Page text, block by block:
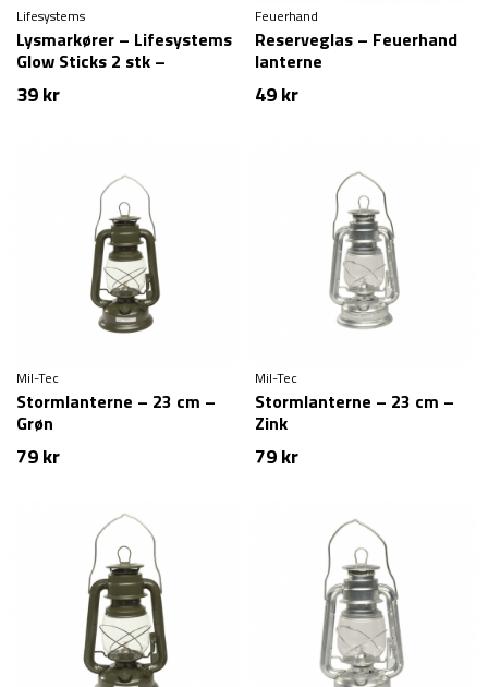
Lifesystems
Lysmarkører – Lifesystems
Glow Sticks 2 stk –
Orange/Grøn
39kr
Feuerhand
Reserveglas – Feuerhand
lanterne
49kr
Mil-Tec
Stormlanterne – 23 cm –
Grøn
79kr
Mil-Tec
Stormlanterne – 23 cm –
Zink
79kr